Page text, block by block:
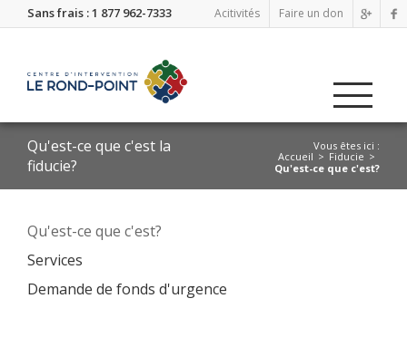
Sans frais : 1 877 962-7333 Acitivités Faire un don
Qu'est-ce que c'est la
fiducie?
Vous êtes ici :
Accueil
Fiducie
Qu'est-ce que c'est?
Qu'est-ce que c'est?
Services
Demande de fonds d'urgence